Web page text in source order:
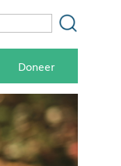
Doneer